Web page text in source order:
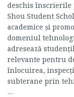
deschis înscrierile
Shou Student
academice și
domeniul
adresează
relevante pentru
înlocuirea,
subterane prin
...